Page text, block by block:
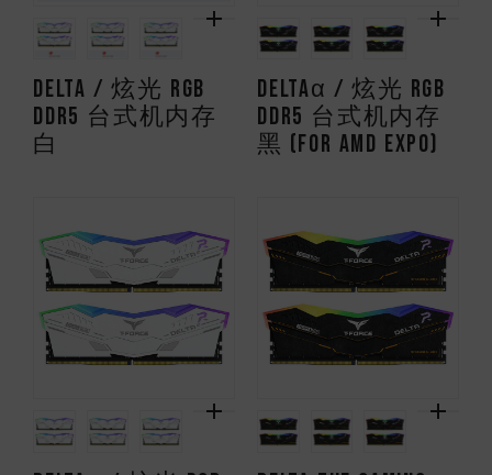
DELTA / 炫光 RGB
DDR5 台式机内存
白
DELTAα / 炫光 RGB
DDR5 台式机内存
黑 (FOR AMD EXPO)